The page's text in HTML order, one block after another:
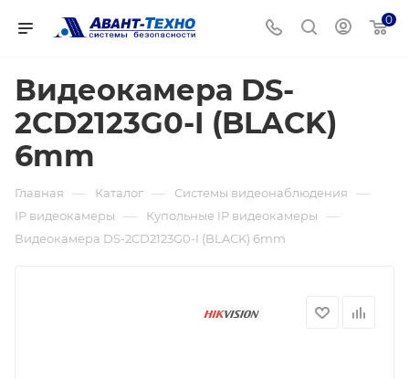
0
Видеокамера DS-
2CD2123G0-I (BLACK)
6mm
Главная — Каталог — Системы видеонаблюдения —
IP видеокамеры — Купольные IP видеокамеры —
Видеокамера DS-2CD2123G0-I (BLACK) 6mm